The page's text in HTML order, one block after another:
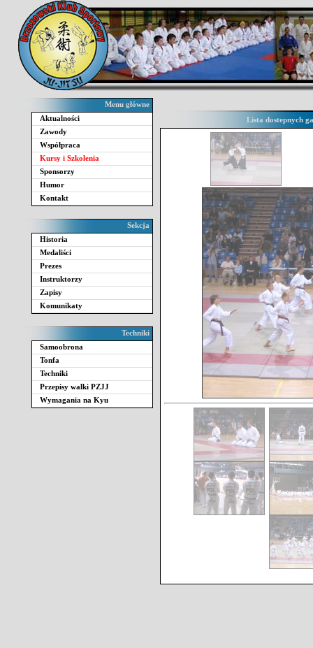
Menu główne
Aktualności
Zawody
Współpraca
Kursy i Szkolenia
Sponsorzy
Humor
Kontakt
Sekcja
Historia
Medaliści
Prezes
Instruktorzy
Zapisy
Komunikaty
Techniki
Samoobrona
Tonfa
Techniki
Przepisy walki PZJJ
Wymagania na Kyu
Lista dostepnych